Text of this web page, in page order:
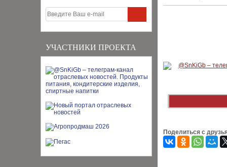
УЧАСТНИКИ ПРОЕКТА
Поделиться с